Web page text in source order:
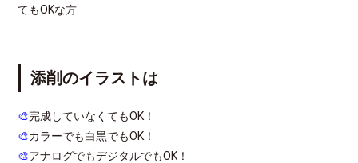
てもOKな方
添削のイラストは
🎨完成していなくてもOK！
🎨カラーでも白黒でもOK！
🎨アナログでもデジタルでもOK！